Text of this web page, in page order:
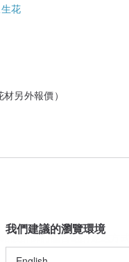
花
另外報價）
絡設計師討論合適的運送方式
我們建議的瀏覽環境